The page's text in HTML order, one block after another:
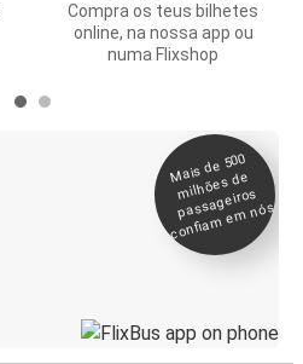
Compra os teus bilhetes
online, na nossa app ou
numa Flixshop
Mais de 500
milhões de
passageiros
confia
m e
m nós